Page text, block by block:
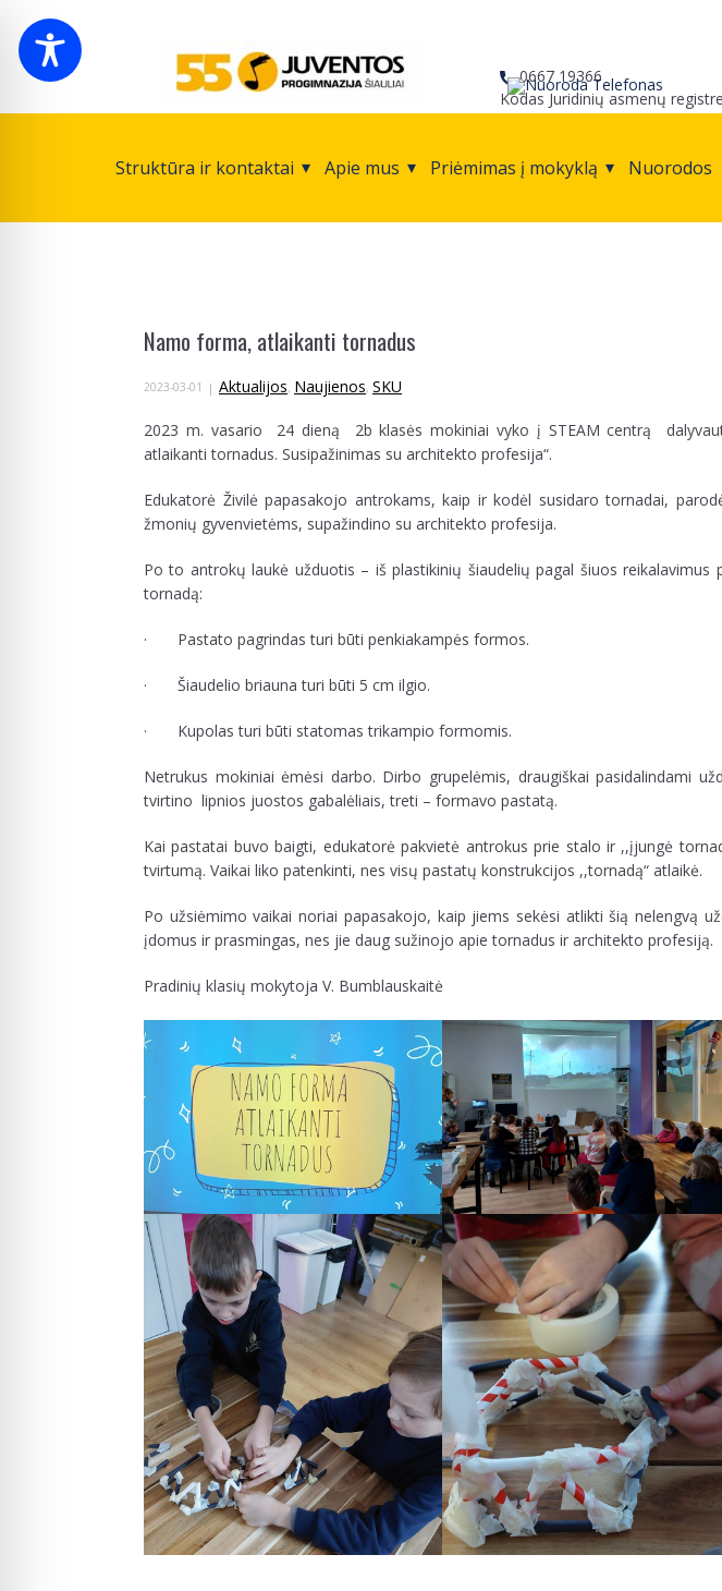
0667 19366
Kodas Juridinių asmenų
Struktūra ir kontaktai Apie mus Priėmimas į mokyklą Nuorodos
Namo forma, atlaikanti tornadus
2023-03-01 Aktualijos, Naujienos, SKU
2023 m. vasario 24 dieną 2b klasės mokiniai vyko į STEAM centrą
atlaikanti tornadus. Susipažinimas su architekto profesija“.
Edukatorė Živilė papasakojo antrokams, kaip ir kodėl susidaro tornadai,
žmonių gyvenvietėms, supažindino su architekto profesija.
Po to antrokų laukė užduotis – iš plastikinių šiaudelių pagal šiuos
tornadą:
· Pastato pagrindas turi būti penkiakampės formos.
· Šiaudelio briauna turi būti 5 cm ilgio.
· Kupolas turi būti statomas trikampio formomis.
Netrukus mokiniai ėmėsi darbo. Dirbo grupelėmis, draugiškai pasidalindami
tvirtino lipnios juostos gabalėliais, treti – formavo pastatą.
Kai pastatai buvo baigti, edukatorė pakvietė antrokus prie stalo ir ,,įjungė
tvirtumą. Vaikai liko patenkinti, nes visų pastatų konstrukcijos ,,tornadą“ atlaikė.
Po užsiėmimo vaikai noriai papasakojo, kaip jiems sekėsi atlikti šią nelengvą
įdomus ir prasmingas, nes jie daug sužinojo apie tornadus ir architekto profesiją.
Pradinių klasių mokytoja V. Bumblauskaitė